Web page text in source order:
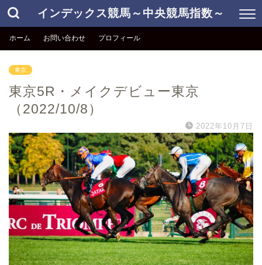
インデックス競馬～中央競馬指数～
ホーム お問い合わせ プロフィール
東京
東京5R・メイクデビュー東京
（2022/10/8）
2022年10月7日